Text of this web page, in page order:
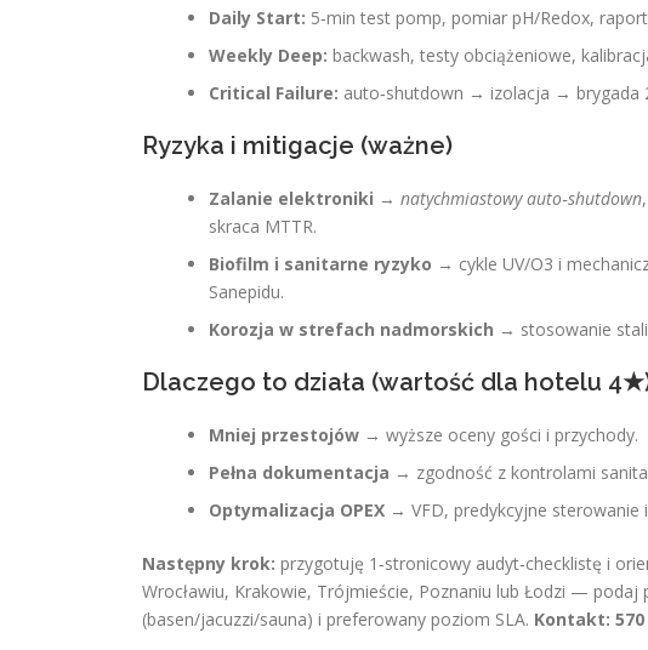
Daily Start: 5‑min test pomp, pomiar pH/Redox,
Weekly Deep: backwash, testy obciążeniowe,
Critical Failure: auto‑shutdown → izolacja → brygada
Ryzyka i mitigacje (ważne)
Zalanie elektroniki → natychmiastowy auto‑shutdown
skraca MTTR.
Biofilm i sanitarne ryzyko → cykle UV/O3 i
Sanepidu.
Korozja w strefach nadmorskich → stosowanie
Dlaczego to działa (wartość dla hotelu
Mniej przestojów → wyższe oceny gości i przychody.
Pełna dokumentacja → zgodność z kontrolami
Optymalizacja OPEX → VFD, predykcyjne sterowanie
Następny krok: przygotuję 1‑stronicowy audyt‑checklistę i
Wrocławiu, Krakowie, Trójmieście, Poznaniu lub Łodzi — podaj
(basen/jacuzzi/sauna) i preferowany poziom SLA. Kontakt: